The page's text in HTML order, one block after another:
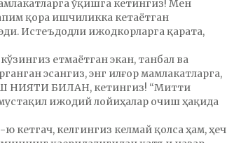
ўқишга кетингиз! Мен
қора ишчиликка кетаётган
Истеъдодли ижодкорларга қарата,
етмаётган экан, танбал ва
эсангиз, энг илғор мамлакатларга,
БИЛАН, кетингиз! “Митти
ижодий лойиҳалар очиш ҳақида
кетгач, келгингиз келмай қолса ҳам, ҳеч